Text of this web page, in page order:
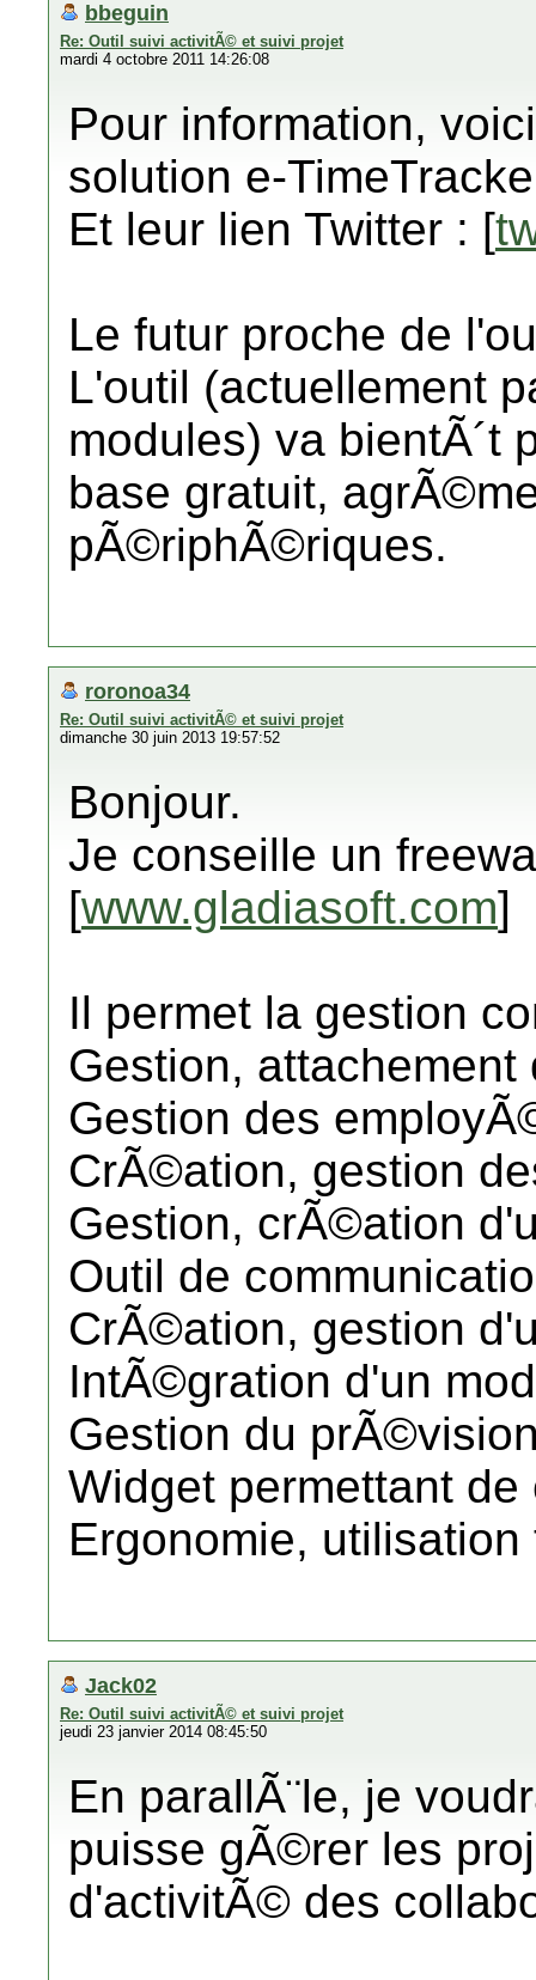
bbeguin
Re: Outil suivi activitÃ© et suivi projet
mardi 4 octobre 2011 14:26:08
Pour information,
solution e-
Et leur lien Twitter : [
Le futur proche de
L'outil (actuellement
modules) va bientÃ´t
base gratuit,
pÃ©riphÃ©riques.
roronoa34
Re: Outil suivi activitÃ© et suivi projet
dimanche 30 juin 2013 19:57:52
Bonjour.
Je conseille un
[www.gladiasoft.com]
Il permet la gestion
Gestion, attachement
Gestion des
CrÃ©ation, gestion
Gestion, crÃ©ation
Outil de
CrÃ©ation, gestion
IntÃ©gration d'un
Gestion du
Widget permettant
Ergonomie,
Jack02
Re: Outil suivi activitÃ© et suivi projet
jeudi 23 janvier 2014 08:45:50
En parallÃ¨le, je
puisse gÃ©rer les
d'activitÃ© des